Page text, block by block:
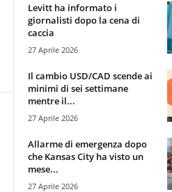
Levitt ha informato i
giornalisti dopo la cena di
caccia
27 Aprile 2026
Il cambio USD/CAD scende ai
minimi di sei settimane
mentre il...
27 Aprile 2026
Allarme di emergenza dopo
che Kansas City ha visto un
mese...
27 Aprile 2026